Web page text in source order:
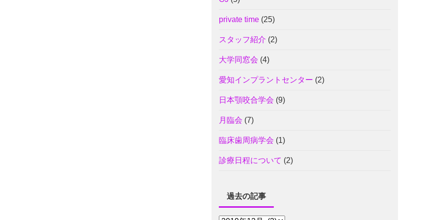
private time (25)
スタッフ紹介 (2)
大学同窓会 (4)
愛知インプラントセンター (2)
日本顎咬合学会 (9)
月臨会 (7)
臨床歯周病学会 (1)
診療日程について (2)
過去の記事